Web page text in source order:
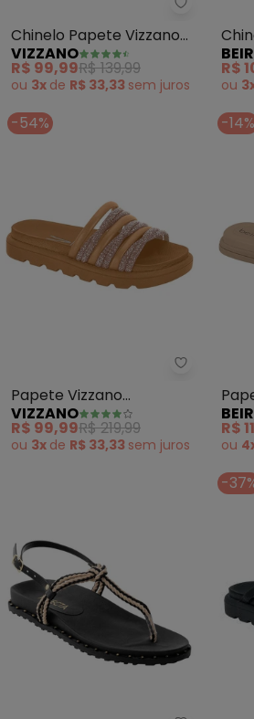
Vizzano -
Chinelo Papete Vizzano
(Preto) em Sintético
VIZZANO
R$ 99,99R$ 139,99
ou 3x de R$ 33,33 sem juros
R$
ou
-54%
Vizzano -
Papete Vizzano
(Marrom)
VIZZANO
R$ 99,99R$ 219,99
ou 3x de R$ 33,33 sem juros
-14%
R$
ou
-